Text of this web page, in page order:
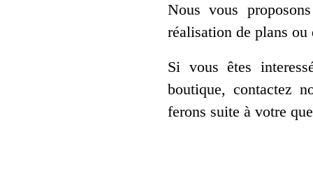
Nous vous
réalisation de plans
Si vous êtes
boutique, contactez
ferons suite à votre